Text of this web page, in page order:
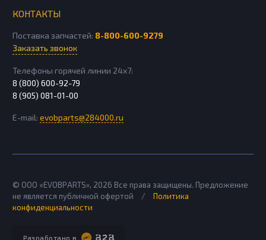
КОНТАКТЫ
Поставка запчастей: 8-800-600-9279
Заказать звонок
Телефоны горячей линии 24х7:
8 (800) 600-92-79
8 (905) 081-01-00
E-mail: evobparts@284000.ru
Разработано в
© ООО «EVOBPARTS», 2026 Все права защищены. Предложение
не является публичной офертой
/
Политика
конфиденциальности